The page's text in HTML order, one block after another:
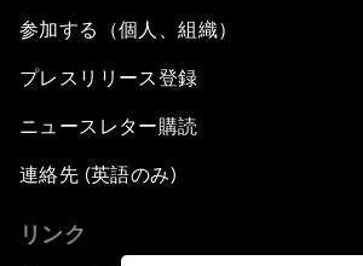
Dragon Science
Amplifying Human Potential
The Race towards Smart Mobility
参加する（個人、組織）
プレスリリース登録
ニュースレター購読
連絡先 (英語のみ)
リンク